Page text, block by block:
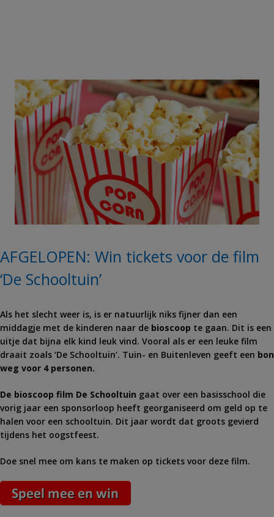
AFGELOPEN: Win tickets voor de film
‘De Schooltuin’
Als het slecht weer is, is er natuurlijk niks fijner dan een
middagje met de kinderen naar de bioscoop te gaan. Dit is een
uitje dat bijna elk kind leuk vind. Vooral als er een leuke film
draait zoals ‘De Schooltuin’. Tuin- en Buitenleven geeft een bon
weg voor 4 personen.
De bioscoop film De Schooltuin gaat over een basisschool die
vorig jaar een sponsorloop heeft georganiseerd om geld op te
halen voor een schooltuin. Dit jaar wordt dat groots gevierd
tijdens het oogstfeest.
Doe snel mee om kans te maken op tickets voor deze film.